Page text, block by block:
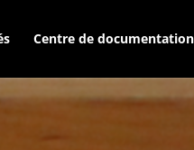
Centre de documentation